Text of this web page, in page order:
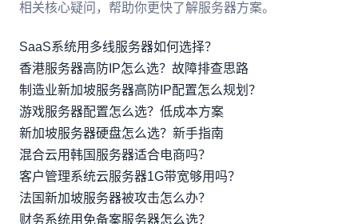
相关核心疑问，帮助你更快了解服务器方案。
SaaS系统用多线服务器如何选择？
香港服务器高防IP怎么选？故障排查思路
制造业新加坡服务器高防IP配置怎么规划？
游戏服务器配置怎么选？低成本方案
新加坡服务器硬盘怎么选？新手指南
混合云用韩国服务器适合电商吗？
客户管理系统云服务器1G带宽够用吗？
法国新加坡服务器被攻击怎么办？
财务系统用免备案服务器怎么选？